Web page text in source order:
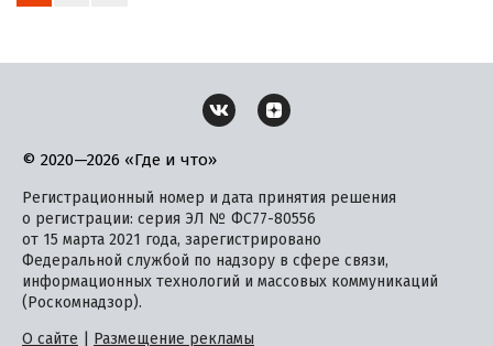
© 2020—2026 «Где и что»
Регистрационный номер и дата принятия решения
о регистрации: серия ЭЛ № ФС77-80556
от 15 марта 2021 года, зарегистрировано
Федеральной службой по надзору в сфере связи,
информационных технологий и массовых коммуникаций
(Роскомнадзор).
О сайте
Размещение рекламы